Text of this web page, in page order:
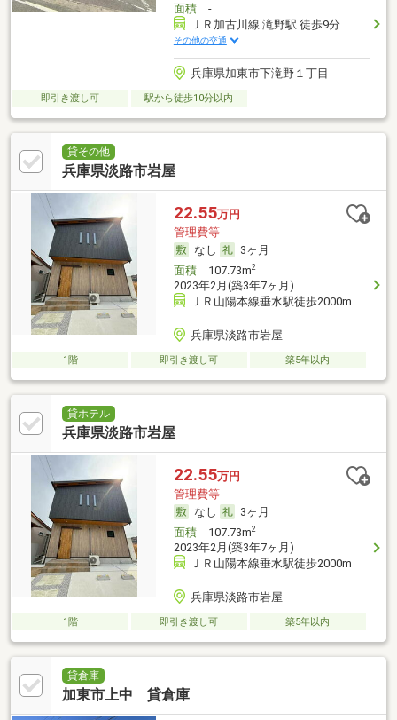
面積-
ＪＲ加古川線 滝野駅 徒歩9分
その他の交通
兵庫県加東市下滝野１丁目
即引き渡し可 駅から徒歩10分以内
貸その他
兵庫県淡路市岩屋
22.55万円
管理費等-
なし
3ヶ月
面積107.73m2
2023年2月(築3年7ヶ月)
ＪＲ山陽本線垂水駅徒歩2000m
兵庫県淡路市岩屋
1階 即引き渡し可 築5年以内
貸ホテル
兵庫県淡路市岩屋
22.55万円
管理費等-
なし
3ヶ月
面積107.73m2
2023年2月(築3年7ヶ月)
ＪＲ山陽本線垂水駅徒歩2000m
兵庫県淡路市岩屋
1階 即引き渡し可 築5年以内
貸倉庫
加東市上中 貸倉庫